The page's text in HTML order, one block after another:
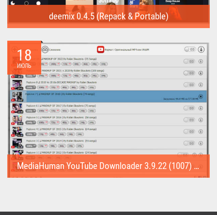
deemix 0.4.5 (Repack & Portable)
треки...
18
ИЮЛЬ
MediaHuman YouTube Downloader 3.9.22 (1007) (Repack & Portable)